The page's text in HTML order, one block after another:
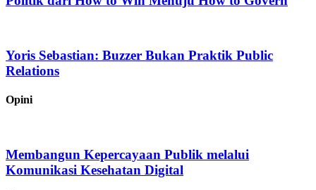
Yoris Sebastian: Buzzer Bukan Praktik Public
Relations
Opini
Membangun Kepercayaan Publik melalui
Komunikasi Kesehatan Digital